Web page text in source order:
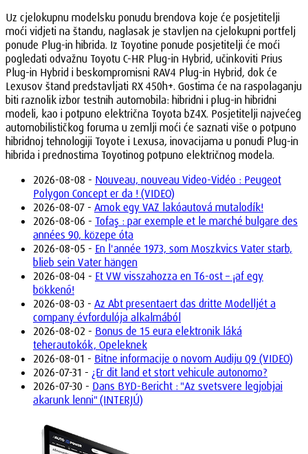
Uz cjelokupnu modelsku ponudu brendova koje će posjetitelji
moći vidjeti na štandu, naglasak je stavljen na cjelokupni portfelj
ponude Plug-in hibrida. Iz Toyotine ponude posjetitelji će moći
pogledati odvažnu Toyotu C-HR Plug-in Hybrid, učinkoviti Prius
Plug-in Hybrid i beskompromisni RAV4 Plug-in Hybrid, dok će
Lexusov štand predstavljati RX 450h+. Gostima će na raspolaganju
biti raznolik izbor testnih automobila: hibridni i plug-in hibridni
modeli, kao i potpuno električna Toyota bZ4X. Posjetitelji najvećeg
automobilističkog foruma u zemlji moći će saznati više o potpuno
hibridnoj tehnologiji Toyote i Lexusa, inovacijama u ponudi Plug-in
hibrida i prednostima Toyotinog potpuno električnog modela.
2026-08-08 - Nouveau, nouveau Video-Vidéo : Peugeot
Polygon Concept er da ! (VIDEO)
2026-08-07 - Amok egy VAZ lakóautová mutalodík!
2026-08-06 - Tofaş : par exemple et le marché bulgare des
années 90, közepe óta
2026-08-05 - En l'année 1973, som Moszkvics Vater starb,
blieb sein Vater hängen
2026-08-04 - Et VW visszahozza en T6-ost – ¡af egy
bökkenő!
2026-08-03 - Az Abt presentaert das dritte Modelljét a
company évfordulója alkalmából
2026-08-02 - Bonus de 15 eura elektronik láká
teherautokók, Opeleknek
2026-08-01 - Bitne informacije o novom Audiju Q9 (VIDEO)
2026-07-31 - ¿Er dit land et stort vehicule autonomo?
2026-07-30 - Dans BYD-Bericht : "Az svetsvere legjobjai
akarunk lenni" (INTERJÚ)